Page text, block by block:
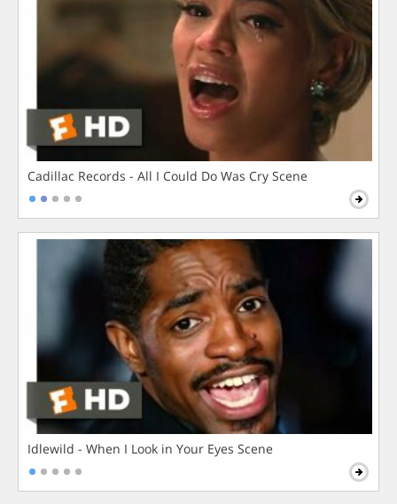
Cadillac Records - All I Could Do Was Cry Scene
Idlewild - When I Look in Your Eyes Scene